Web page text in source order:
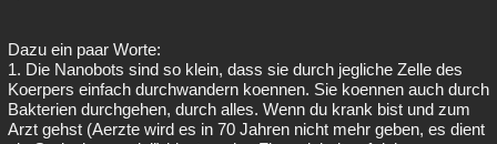
Dazu ein paar Worte:
1. Die Nanobots sind so klein, dass sie durch jegliche Zelle des
Koerpers einfach durchwandern koennen. Sie koennen auch durch
Bakterien durchgehen, durch alles. Wenn du krank bist und zum
Arzt gehst (Aerzte wird es in 70 Jahren nicht mehr geben, es dient